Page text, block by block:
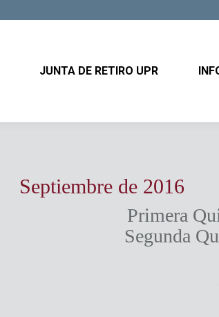
JUNTA DE RETIRO UPR
Septiembre de 2016
Primera
Segunda